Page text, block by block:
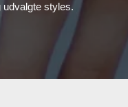
udvalgte styles.